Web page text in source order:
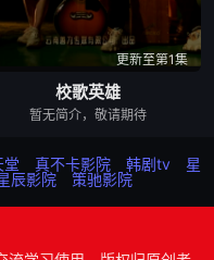
更新至第1集
校歌英雄
暂无简介，敬请期待
堂 真不卡影院 韩剧tv
星
辰影院 策驰影院